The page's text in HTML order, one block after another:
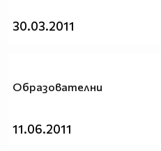
30.03.2011
Oбразователни
11.06.2011